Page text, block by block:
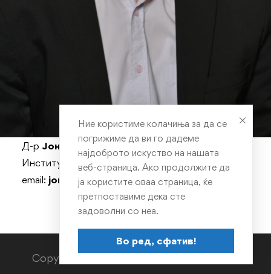
Д-р Јон Магдески, редовен професор
Институт:
Преработувачка металургија
email: jon@tmf.ukim.edu.mk
Copyright © TMF 2023. All rights reserved.
Ние користиме колачиња за да се
погрижиме да ви го дадеме
најдоброто искуство на нашата
веб-страница. Ако продолжите да
ја користите оваа страница, ќе
претпоставиме дека сте
задоволни со неа.
Во ред, сфатив!